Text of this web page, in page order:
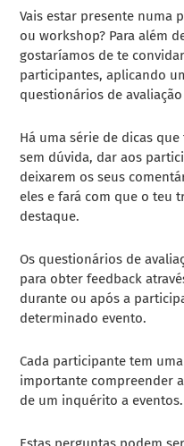
Vais estar presente numa
ou workshop? Para além
gostaríamos de te
participantes, aplicando
questionários de
Há uma série de dicas
sem dúvida, dar aos
deixarem os seus
eles e fará com que o teu
destaque.
Os questionários de
para obter feedback
durante ou após a
determinado evento.
Cada participante tem
importante compreender
de um inquérito a eventos.